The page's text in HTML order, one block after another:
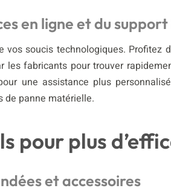
en ligne et du
vos soucis technologiques.
fabricants pour trouver
une assistance plus
de panne matérielle.
pour plus
et accessoires